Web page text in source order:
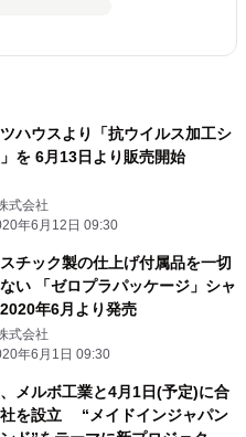
ハウスより「抗ウイルス加工シ
を 6月13日より販売開始
式会社
年6月12日 09:30
チック製の仕上げ付属品を一切
い 「ゼロプラパッケージ」シャ
年6月より発売
式会社
年6月1日 09:30
メルボ工業と4月1日(予定)に合
を設立 “メイドインジャパン